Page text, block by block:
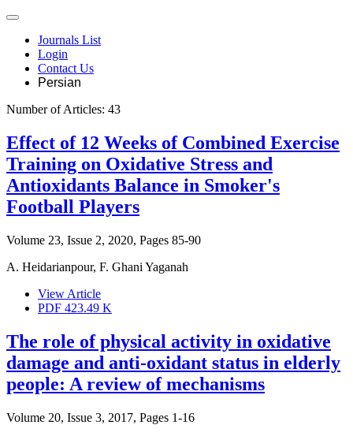
Journals List
Login
Contact Us
Persian
Number of Articles: 43
Effect of 12 Weeks of Combined Exercise
Training on Oxidative Stress and
Antioxidants Balance in Smoker's
Football Players
Volume 23, Issue 2, 2020, Pages 85-90
A. Heidarianpour, F. Ghani Yaganah
View Article
PDF 423.49 K
The role of physical activity in oxidative
damage and anti-oxidant status in elderly
people: A review of mechanisms
Volume 20, Issue 3, 2017, Pages 1-16